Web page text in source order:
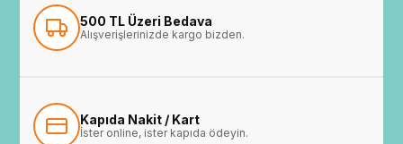
500 TL Üzeri Bedava
Alışverişlerinizde kargo bizden.
Kapıda Nakit / Kart
İster online, ister kapıda ödeyin.